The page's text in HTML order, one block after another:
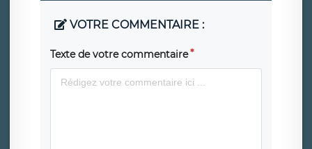
VOTRE COMMENTAIRE :
Texte de votre commentaire